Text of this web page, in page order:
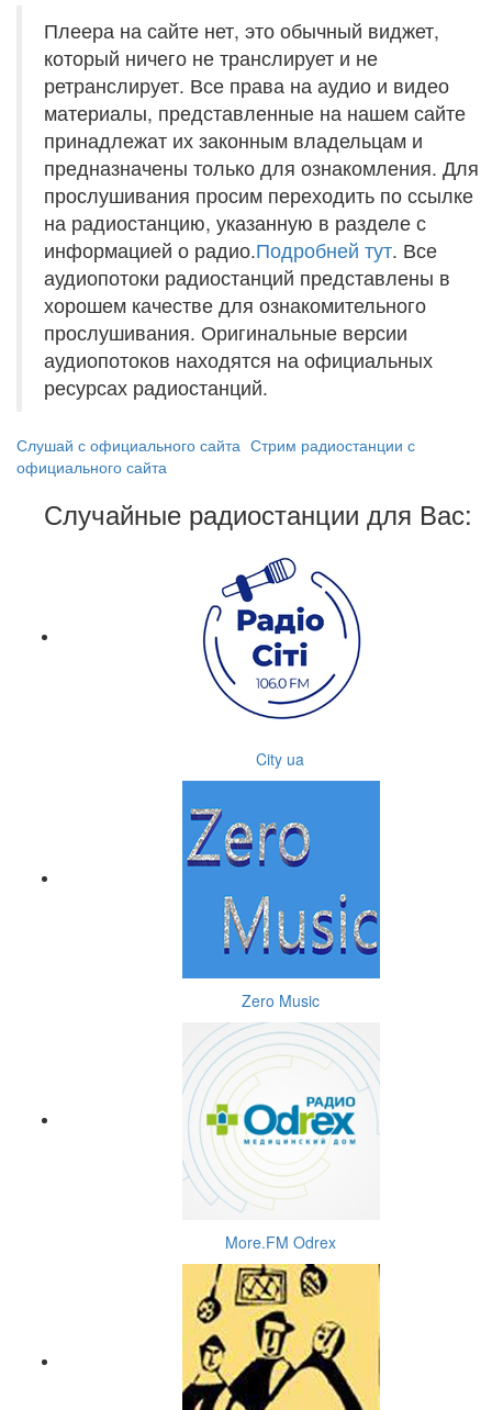
Плеера на сайте нет, это обычный виджет,
который ничего не транслирует и не
ретранслирует. Все права на аудио и видео
материалы, представленные на нашем сайте
принадлежат их законным владельцам и
предназначены только для ознакомления. Для
прослушивания просим переходить по ссылке
на радиостанцию, указанную в разделе с
информацией о радио.Подробней тут. Все
аудиопотоки радиостанций представлены в
хорошем качестве для ознакомительного
прослушивания. Оригинальные версии
аудиопотоков находятся на официальных
ресурсах радиостанций.
Слушай с официального сайта Стрим радиостанции с
официального сайта
Случайные радиостанции для Вас:
City ua
Zero Music
More.FM Odrex